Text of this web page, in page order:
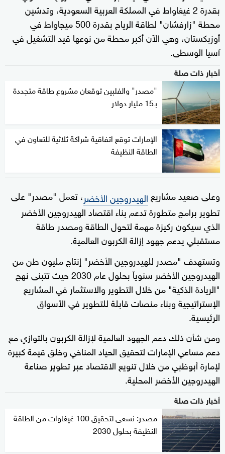
بقدرة 2 غيغاواط في المملكة العربية السعودية، وتدشين
محطة "زارفشان" لطاقة الرياح بقدرة 500 ميجاواط في
أوزبكستان، وهي الآن أكبر محطة من نوعها قيد التشغيل في
آسيا الوسطى.
أخبار ذات صلة
"مصدر" والفلبين توقعان مشروع طاقة متجددة
بـ15 مليار دولار
الإمارات توقع اتفاقية شراكة ثلاثية للتعاون في
الطاقة النظيفة
وعلى صعيد مشاريع الهيدروجين الأخضر، تعمل "مصدر" على
تطوير برامج متطورة تدعم بناء اقتصاد الهيدروجين الأخضر
الذي سيكون ركيزة مهمة لتحول الطاقة ومصدر طاقة
مستقبلي يدعم جهود إزالة الكربون العالمية.
وتستهدف "مصدر للهيدروجين الأخضر" إنتاج مليون طن من
الهيدروجين الأخضر سنوياً بحلول عام 2030 حيث تتبنى نهج
"الريادة الذكية" من خلال التطوير والاستثمار في المشاريع
الإستراتيجية وبناء منصات قابلة للتطوير في الأسواق
الرئيسية.
ومن شأن ذلك دعم الجهود العالمية لإزالة الكربون بالتوازي مع
دعم مساعي الإمارات لتحقيق الحياد المناخي وخلق قيمة كبيرة
لإمارة أبوظبي من خلال تنويع الاقتصاد عبر تطوير صناعة
الهيدروجين الأخضر المحلية.
أخبار ذات صلة
مصدر: نسعى لتحقيق 100 غيغاوات من الطاقة
النظيفة بحلول 2030